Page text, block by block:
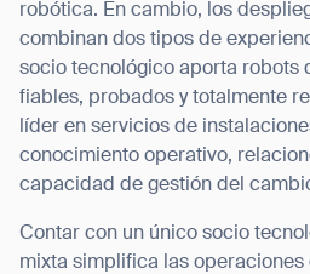
robótica. En cambio, los
combinan dos tipos de
socio tecnológico aporta robots
fiables, probados y totalmente
líder en servicios de
conocimiento operativo,
capacidad de gestión del
Contar con un único socio
mixta simplifica las operaciones